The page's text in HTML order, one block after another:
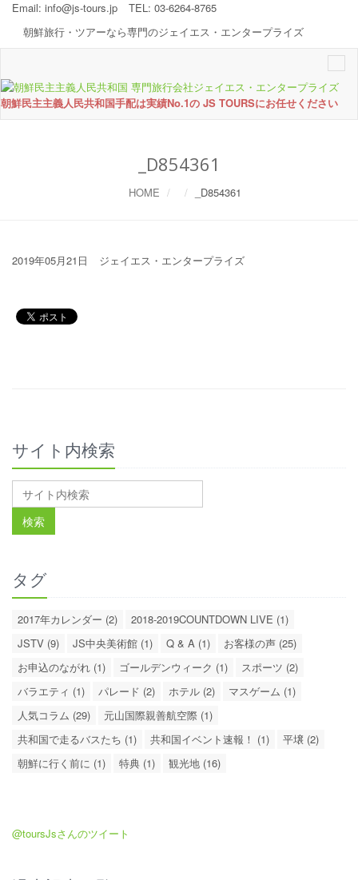
Email: info@js-tours.jp
TEL: 03-6264-8765
朝鮮旅行・ツアーなら専門のジェイエス・エンタープライズ
朝鮮民主主義人民共和国手配は実績No.1の JS TOURSにお任せください
_D854361
HOME _D854361
2019年05月21日 ジェイエス・エンタープライズ
サイト内検索
タグ
2017年カレンダー (2)
2018-2019COUNTDOWN LIVE (1)
JSTV (9)
JS中央美術館 (1) Q & A (1)
お客様の声 (25)
お申込のながれ (1)
ゴールデンウィーク (1)
スポーツ (2)
バラエティ (1)
パレード (2) ホテル (2)
マスゲーム (1)
人気コラム (29)
元山国際親善航空際 (1)
共和国で走るバスたち (1)
共和国イベント速報！ (1)
平壌 (2)
朝鮮に行く前に (1)
特典 (1) 観光地 (16)
@toursJsさんのツイート